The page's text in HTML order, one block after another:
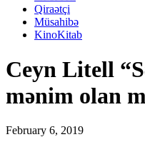
Qiraətçi
Müsahibə
KinoKitab
Ceyn Litell
mənim olan
February 6, 2019